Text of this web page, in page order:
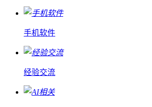
手机软件
经验交流